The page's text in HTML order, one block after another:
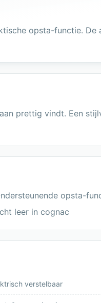
opsta-functie.
prettig vindt. Een
opsta-
leer in cognac
verstelbaar